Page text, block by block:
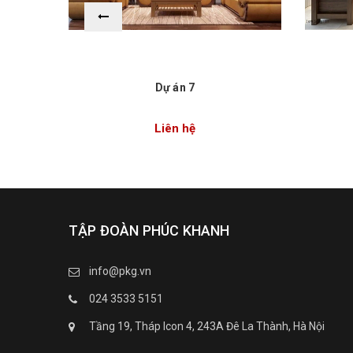
Dự án 7
Liên hệ
TẬP ĐOÀN PHÚC KHANH
info@pkg.vn
024 3533 5151
Tầng 19, Tháp Icon 4, 243A Đê La Thành, Hà Nội